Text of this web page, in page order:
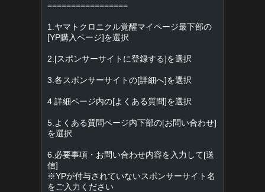
=================
1.ヤマトクロニクル覚醒マイページ最下部の
[YP購入ページ]を選択
2.[スポンサーサイトに登録する]を選択
3.各スポンサーサイトの[詳細へ]を選択
4.詳細ページ内の[よくある質問]を選択
5.よくある質問ページ内下部の[お問い合わせ]
を選択
6.必要事項・お問い合わせ内容を入力して[送
信]
※YPが付与されていないスポンサーサイト名
をご入力ください